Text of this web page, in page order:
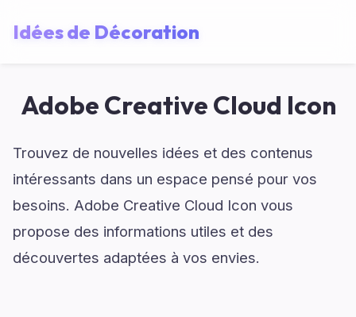
Idées de Décoration
Adobe Creative Cloud Icon
Trouvez de nouvelles idées et des contenus
intéressants dans un espace pensé pour vos
besoins. Adobe Creative Cloud Icon vous
propose des informations utiles et des
découvertes adaptées à vos envies.